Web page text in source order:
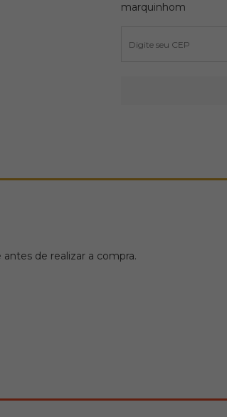
marquinhom
de realizar a compra.